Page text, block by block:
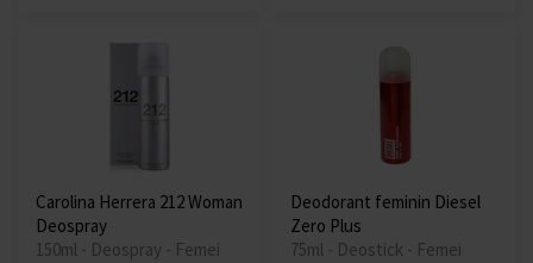
Carolina Herrera 212 Woman
Deospray
150ml - Deospray - Femei
Deodorant feminin Diesel
Zero Plus
75ml - Deostick - Femei